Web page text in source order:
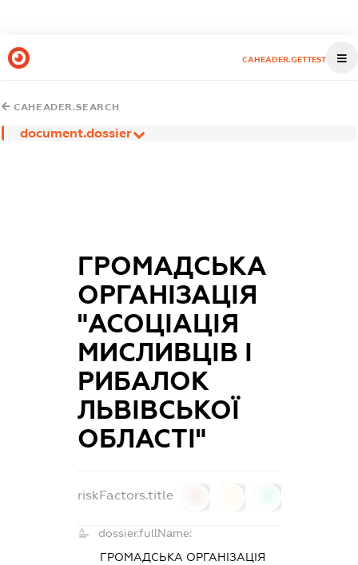
CAHEADER.GETTEST
CAHEADER.SEARCH
document.dossier
ГРОМАДСЬКА
ОРГАНІЗАЦІЯ
"АСОЦІАЦІЯ
МИСЛИВЦІВ І
РИБАЛОК
ЛЬВІВСЬКОЇ
ОБЛАСТІ"
riskFactors.title
dossier.fullName:
ГРОМАДСЬКА ОРГАНІЗАЦІЯ